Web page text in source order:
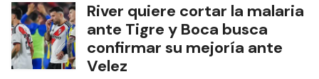
River quiere cortar la malaria
ante Tigre y Boca busca
confirmar su mejoría ante
Velez